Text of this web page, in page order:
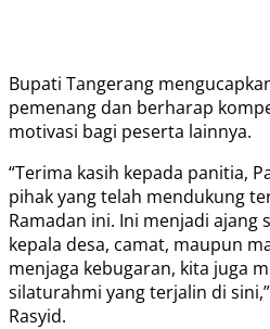
Bupati Tangerang
pemenang dan berharap
motivasi bagi peserta lainnya.
“Terima kasih kepada panitia,
pihak yang telah mendukung
Ramadan ini. Ini menjadi ajang
kepala desa, camat, maupun
menjaga kebugaran, kita juga
silaturahmi yang terjalin di
Rasyid.